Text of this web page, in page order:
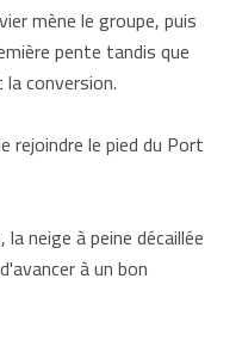
mène le groupe, puis
pente tandis que
conversion.
rejoindre le pied du Port
neige à peine décaillée
à un bon